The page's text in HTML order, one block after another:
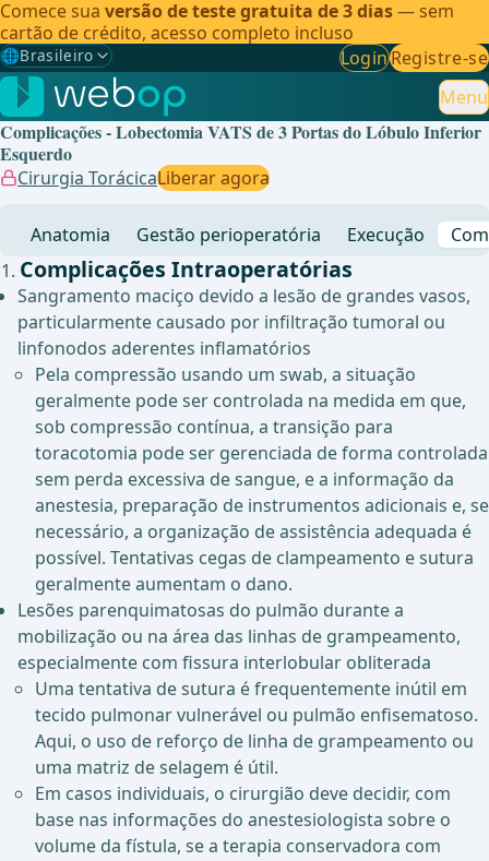
Comece sua versão de teste gratuita de 3 dias— sem
cartão de crédito, acesso completo incluso
🌐Brasileiro
Gewählte Sprache: Brasileiro
🇩🇪 Alemão
🇬🇧Inglês
🇪🇸Espanhol
🇧🇷Brasileiro ✓
LoginRegistre-se
Menu
Complicações - Lobectomia VATS de 3 Portas do Lóbulo Inferior
Esquerdo
Cirurgia TorácicaLiberar agora
Anatomia Gestão perioperatória Execução
Complicações Intraoperatórias
Sangramento maciço devido a lesão de grandes vasos,
particularmente causado por infiltração tumoral ou
linfonodos aderentes inflamatórios
Pela compressão usando um swab, a situação
geralmente pode ser controlada na medida em que,
sob compressão contínua, a transição para
toracotomia pode ser gerenciada de forma controlada
sem perda excessiva de sangue, e a informação da
anestesia, preparação de instrumentos adicionais e, se
necessário, a organização de assistência adequada é
possível. Tentativas cegas de clampeamento e sutura
geralmente aumentam o dano.
Lesões parenquimatosas do pulmão durante a
mobilização ou na área das linhas de grampeamento,
especialmente com fissura interlobular obliterada
Uma tentativa de sutura é frequentemente inútil em
tecido pulmonar vulnerável ou pulmão enfisematoso.
Aqui, o uso de reforço de linha de grampeamento ou
uma matriz de selagem é útil.
Em casos individuais, o cirurgião deve decidir, com
base nas informações do anestesiologista sobre o
volume da fístula, se a terapia conservadora com